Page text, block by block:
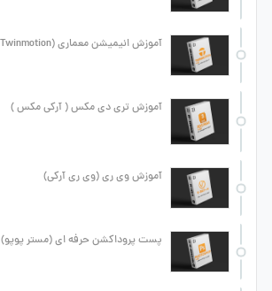
آموزش انیمیشن معماری (Mr.Twinmotion)
آموزش تری دی مکس ( آرکی مکس )
آموزش وی ری (وی ری آرکی)
پست پروداکشن حرفه ای (مستر پوپو)